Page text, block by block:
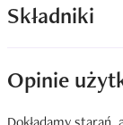
Składniki
Opinie